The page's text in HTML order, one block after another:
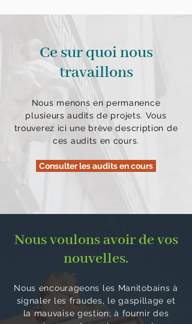
Ce sur quoi nous
travaillons
Nous menons en permanence
plusieurs audits de projets. Vous
trouverez ici une brève description de
ces audits en cours.
Consulter les audits en cours
Nous voulons avoir de vos
nouvelles.
Nous encourageons les Manitobains à
signaler les fraudes, le gaspillage et
la mauvaise gestion; à fournir des